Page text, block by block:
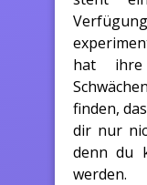
hat ihre
finden,
dir nur
denn du
werden.